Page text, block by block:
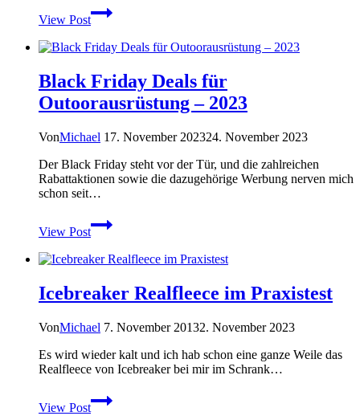
View Post
Topo
Athletic
3
Der
Trailrunner
zum
Black Friday Deals für
Outoorausrüstung – 2023
VonMichael 17. November 202324. November 2023
Der Black Friday steht vor der Tür, und die zahlreichen
Rabattaktionen sowie die dazugehörige Werbung nerven mich
schon seit…
View Post
Black
Friday
für
–
2023
Icebreaker Realfleece im Praxistest
VonMichael 7. November 20132. November 2023
Es wird wieder kalt und ich hab schon eine ganze Weile das
Realfleece von Icebreaker bei mir im Schrank…
View Post
Icebreaker
Realfleece